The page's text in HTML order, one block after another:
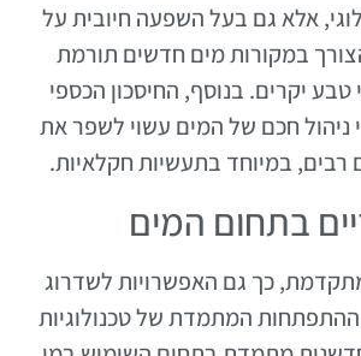
אלא גם בעל השפעה חיובית על
במקורות מים חדשים תורמת
יקרים. בנוסף, החיסכון הכספי
ניהול חכם של המים עשוי לשפר את
רבים, במיוחד בתעשיות חקלאיות.
בתחום המים
כך גם האפשרויות לשדרוג
המתמדת של טכנולוגיות